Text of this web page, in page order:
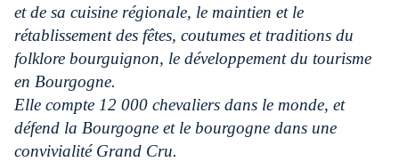
et de sa cuisine régionale, le maintien et le
rétablissement des fêtes, coutumes et traditions du
folklore bourguignon, le développement du tourisme
en Bourgogne.
Elle compte 12 000 chevaliers dans le monde, et
défend la Bourgogne et le bourgogne dans une
convivialité Grand Cru.